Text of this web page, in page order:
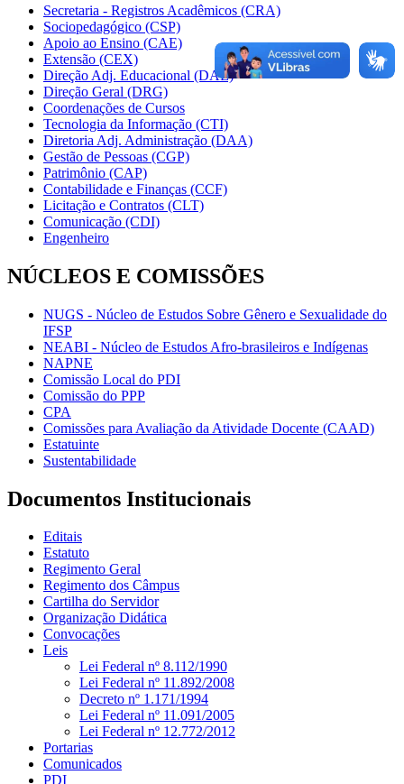
Secretaria - Registros Acadêmicos (CRA)
Sociopedagógico (CSP)
Apoio ao Ensino (CAE)
Extensão (CEX)
Direção Adj. Educacional (DAE)
Direção Geral (DRG)
Coordenações de Cursos
Tecnologia da Informação (CTI)
Diretoria Adj. Administração (DAA)
Gestão de Pessoas (CGP)
Patrimônio (CAP)
Contabilidade e Finanças (CCF)
Licitação e Contratos (CLT)
Comunicação (CDI)
Engenheiro
NÚCLEOS E COMISSÕES
NUGS - Núcleo de Estudos Sobre Gênero e Sexualidade do
IFSP
NEABI - Núcleo de Estudos Afro-brasileiros e Indígenas
NAPNE
Comissão Local do PDI
Comissão do PPP
CPA
Comissões para Avaliação da Atividade Docente (CAAD)
Estatuinte
Sustentabilidade
Documentos Institucionais
Editais
Estatuto
Regimento Geral
Regimento dos Câmpus
Cartilha do Servidor
Organização Didática
Convocações
Leis
Lei Federal nº 8.112/1990
Lei Federal nº 11.892/2008
Decreto nº 1.171/1994
Lei Federal nº 11.091/2005
Lei Federal nº 12.772/2012
Portarias
Comunicados
PDI